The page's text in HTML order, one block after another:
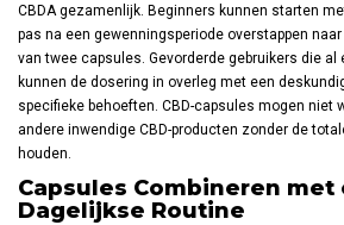
CBDA gezamenlijk. Beginners kunnen starten
pas na een gewenningsperiode overstappen
van twee capsules. Gevorderde gebruikers die al
kunnen de dosering in overleg met een
specifieke behoeften. CBD-capsules mogen niet
andere inwendige CBD-producten zonder de
houden.
Capsules Combineren met
Dagelijkse Routine